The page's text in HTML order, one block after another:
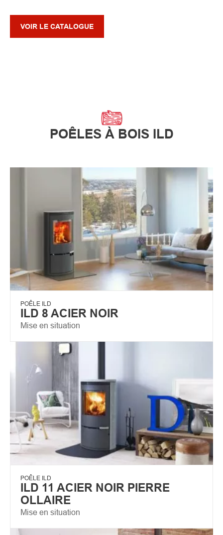
VOIR LE CATALOGUE
POÊLES À BOIS ILD
POÊLE ILD
ILD 8 ACIER NOIR
Mise en situation
POÊLE ILD
ILD 11 ACIER NOIR PIERRE
OLLAIRE
Mise en situation